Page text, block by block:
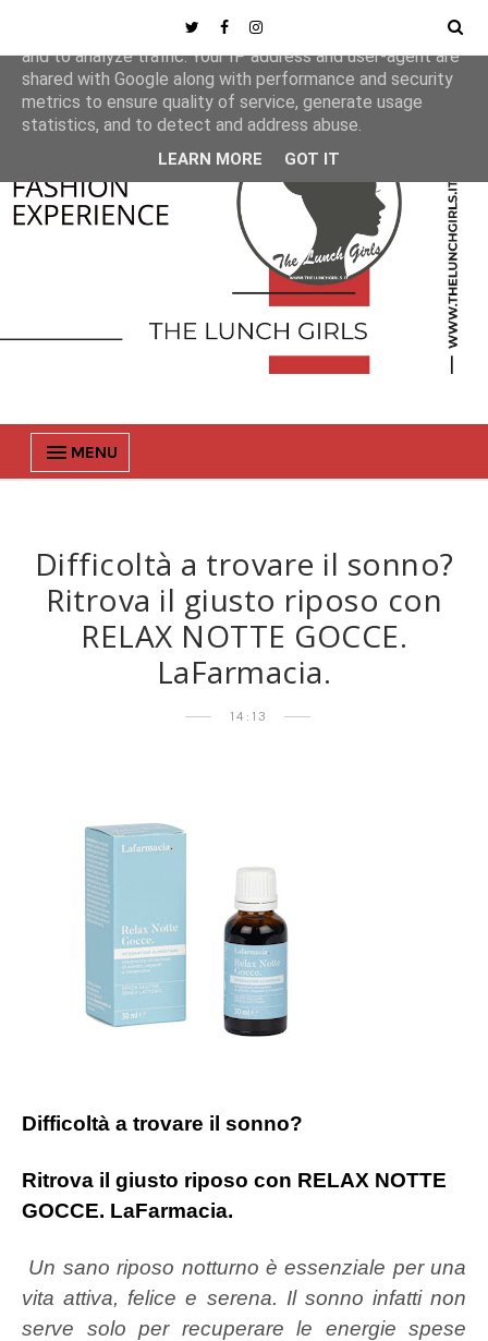
MENU
Difficoltà a trovare il sonno?
Ritrova il giusto riposo con
RELAX NOTTE GOCCE.
LaFarmacia.
14:13
Difficoltà a trovare il sonno?
Ritrova il giusto riposo con RELAX NOTTE
GOCCE. LaFarmacia.
Un sano riposo notturno è essenziale per una
vita attiva, felice e serena. Il sonno infatti non
serve solo per recuperare le energie spese
This site uses cookies from Google to deliver its services
and to analyze traffic. Your IP address and user-agent are
shared with Google along with performance and security
metrics to ensure quality of service, generate usage
statistics, and to detect and address abuse.
LEARN MORE GOT IT